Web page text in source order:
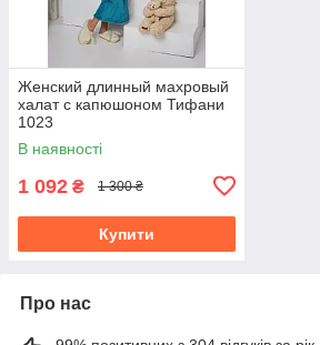
Женский длинный махровый
халат с капюшоном Тифани
1023
В наявності
1 092 ₴ 1 300 ₴
Купити
Про нас